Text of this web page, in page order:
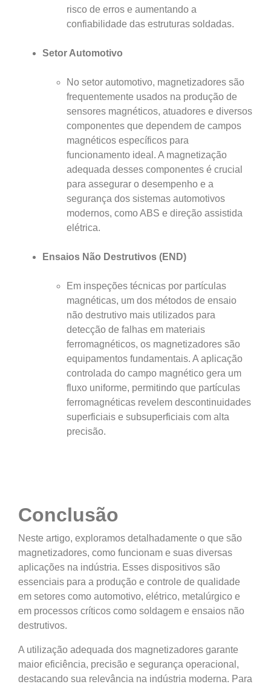
risco de erros e aumentando a
confiabilidade das estruturas soldadas.
Setor Automotivo
No setor automotivo, magnetizadores são
frequentemente usados na produção de
sensores magnéticos, atuadores e diversos
componentes que dependem de campos
magnéticos específicos para
funcionamento ideal. A magnetização
adequada desses componentes é crucial
para assegurar o desempenho e a
segurança dos sistemas automotivos
modernos, como ABS e direção assistida
elétrica.
Ensaios Não Destrutivos (END)
Em inspeções técnicas por partículas
magnéticas, um dos métodos de ensaio
não destrutivo mais utilizados para
detecção de falhas em materiais
ferromagnéticos, os magnetizadores são
equipamentos fundamentais. A aplicação
controlada do campo magnético gera um
fluxo uniforme, permitindo que partículas
ferromagnéticas revelem descontinuidades
superficiais e subsuperficiais com alta
precisão.
Conclusão
Neste artigo, exploramos detalhadamente o que são
magnetizadores, como funcionam e suas diversas
aplicações na indústria. Esses dispositivos são
essenciais para a produção e controle de qualidade
em setores como automotivo, elétrico, metalúrgico e
em processos críticos como soldagem e ensaios não
destrutivos.
A utilização adequada dos magnetizadores garante
maior eficiência, precisão e segurança operacional,
destacando sua relevância na indústria moderna. Para